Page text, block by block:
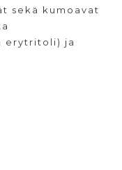
sekä kumoavat
erytritoli) ja